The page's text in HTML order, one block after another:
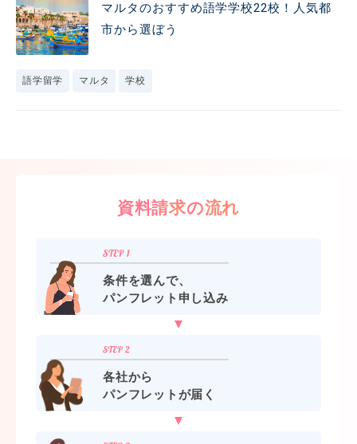
マルタのおすすめ語学学校22校！人気都
市から選ぼう
語学留学 マルタ 学校
資料請求の流れ
条件を選んで、
パンフレット申し込み
各社から
パンフレットが届く